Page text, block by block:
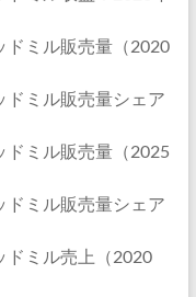
ドミル販売量（2020
ドミル販売量シェア
ドミル販売量（2025
ドミル販売量シェア
ドミル売上（2020